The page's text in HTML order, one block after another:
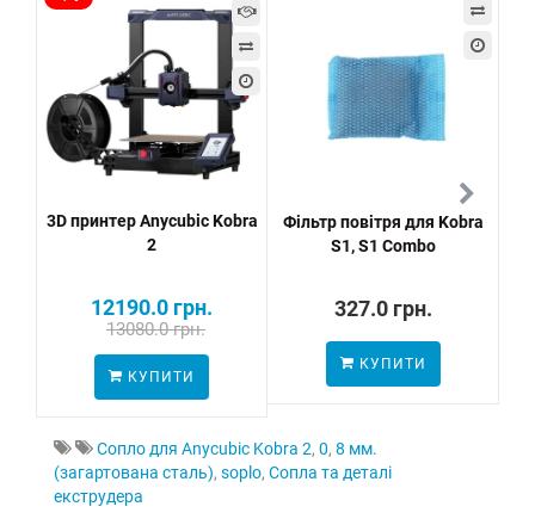
3D принтер Anycubic Kobra
2
12190.0 грн.
13080.0 грн.
КУПИТИ
Фільтр повітря для Kobra
S1, S1 Combo
327.0 грн.
КУПИТИ
Сопло для Anycubic Kobra 2, 0, 8 мм.
(загартована сталь), soplo, Сопла та деталі
екструдера